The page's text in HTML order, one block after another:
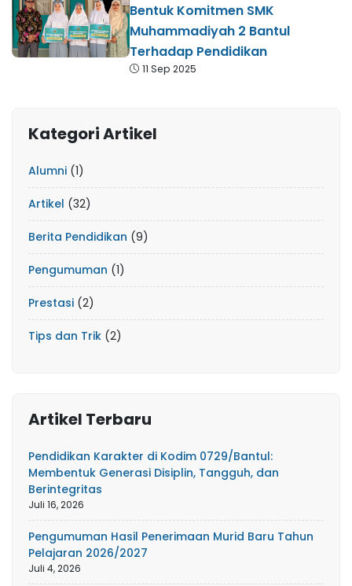
Bentuk Komitmen SMK
Muhammadiyah 2 Bantul
Terhadap Pendidikan
11 Sep 2025
Kategori Artikel
Alumni (1)
Artikel (32)
Berita Pendidikan (9)
Pengumuman (1)
Prestasi (2)
Tips dan Trik (2)
Artikel Terbaru
Pendidikan Karakter di Kodim 0729/Bantul:
Membentuk Generasi Disiplin, Tangguh, dan
Berintegritas
Juli 16, 2026
Pengumuman Hasil Penerimaan Murid Baru Tahun
Pelajaran 2026/2027
Juli 4, 2026